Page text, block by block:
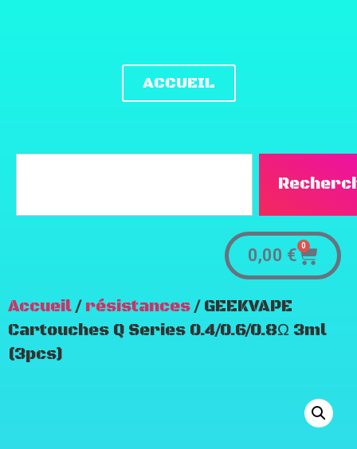
ACCUEIL
0,00 € 0
Accueil/ résistances/ GEEKVAPE
Cartouches Q Series 0.4/0.6/0.8Ω 3ml
(3pcs)